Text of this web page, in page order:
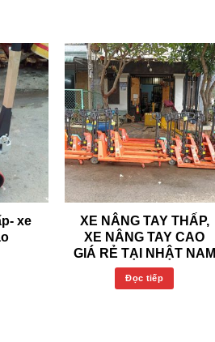
xe
XE NÂNG TAY THẤP,
XE NÂNG TAY CAO
GIÁ RẺ TẠI NHẬT NAM
Đọc tiếp